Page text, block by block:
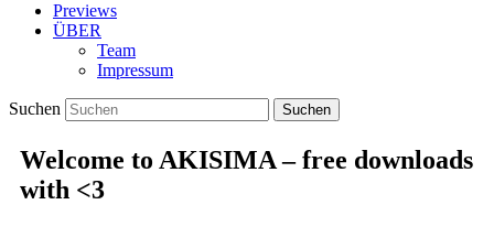
Previews
ÜBER
Team
Impressum
Suchen
Welcome to AKISIMA – free downloads
with <3